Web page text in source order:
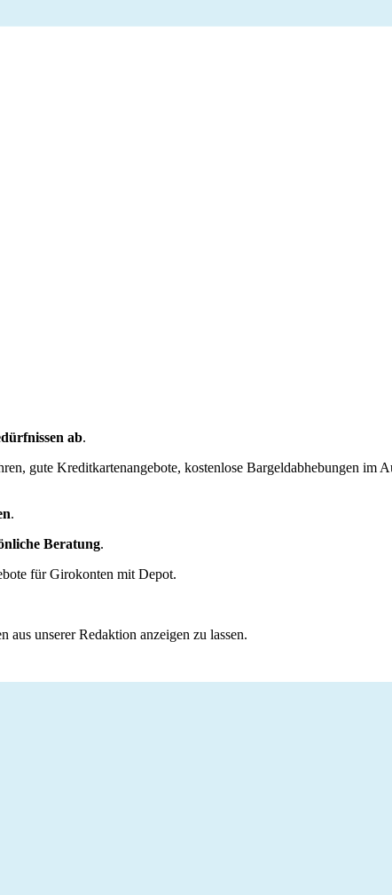
ab.
gute Kreditkartenangebote, kostenlose Bargeldabhebungen im
.
Beratung.
für Girokonten mit Depot.
aus unserer Redaktion anzeigen zu lassen.